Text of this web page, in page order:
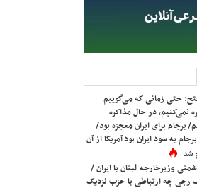
حتی زمانی که می‌گوییم
نمی‌کنیم، در حال مذاکره
برجام برای ایران معجزه بود/
به سود ایران بود آمریکا از آن
شد
وزیرخارجه لبنان با ایران /
رجی چه ارتباطی با حزب نزدیک